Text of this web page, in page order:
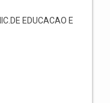
EDUCACAO E